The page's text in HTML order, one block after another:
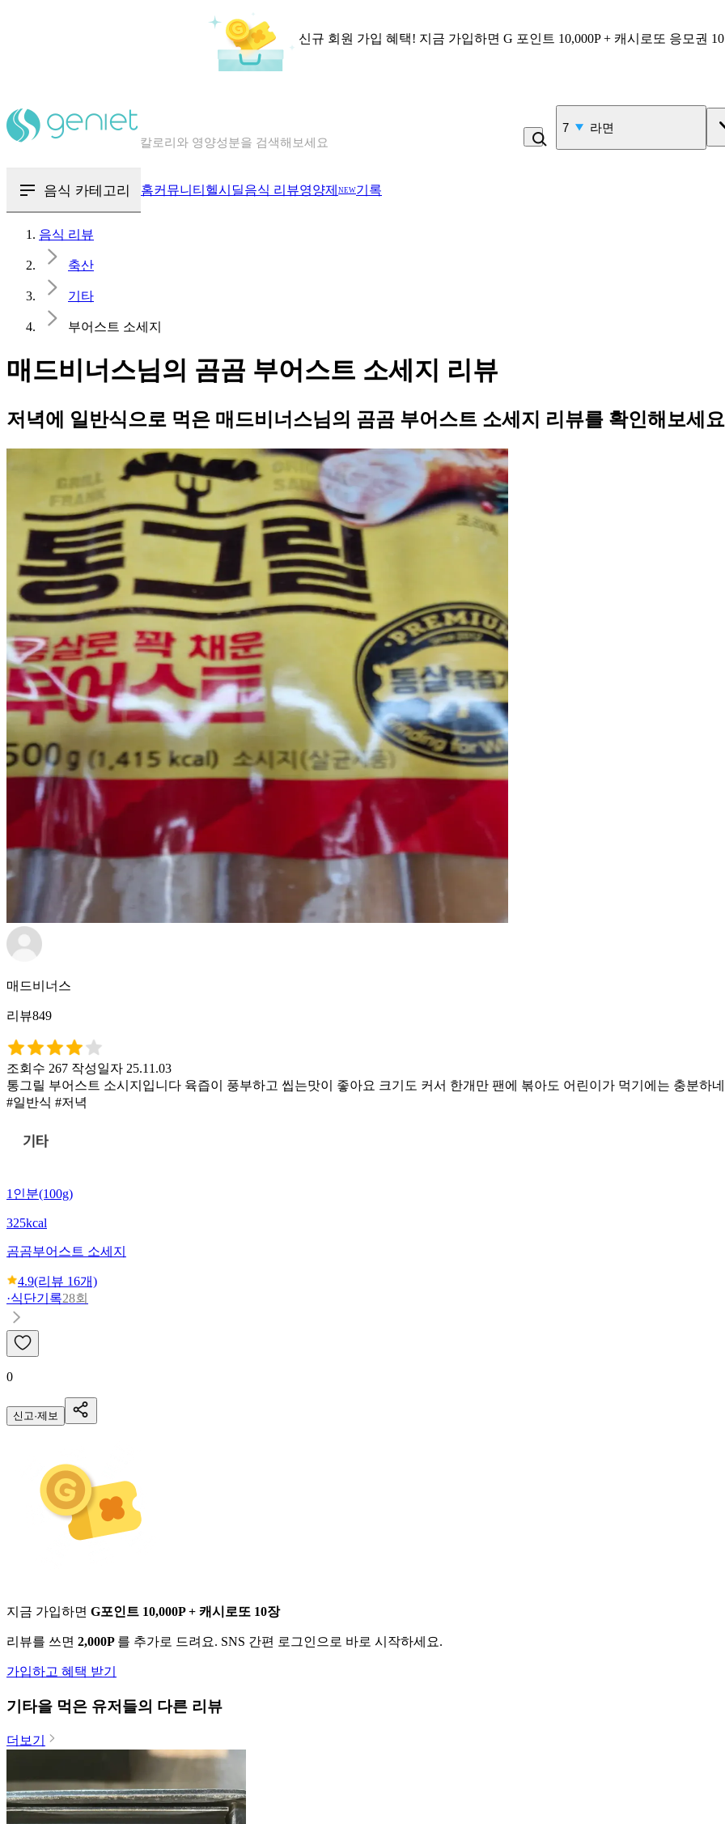
신규 회원 가입 혜택! 지금 가입하면 G 포인트 10,000P + 캐시로또 응모권
혈당 · 다이어트 음식 검색해보세요
7 라면
음식 카테고리 홈커뮤니티 헬시딜음식 리뷰영양제 NEW기록
음식 리뷰
축산
기타
부어스트 소세지
매드비너스님의 곰곰 부어스트 소세지 리뷰
저녁에 일반식으로 먹은 매드비너스님의 곰곰 부어스트 소세지 리뷰를 확인해보세
매드비너스
리뷰849
조회수 267 작성일자 25.11.03
통그릴 부어스트 소시지입니다 육즙이 풍부하고 씹는맛이 좋아요 크기도 커서 한개만 팬에 볶아도 어린이가 먹기에는 충분하
#일반식 #저녁
1인분(100g)
325kcal
곰곰부어스트 소세지
4.9(리뷰 16개)
·식단기록28회
0
신고·제보
지금 가입하면 G포인트 10,000P + 캐시로또 10장
리뷰를 쓰면 2,000P 를 추가로 드려요. SNS 간편 로그인으로 바로 시작하세요.
가입하고 혜택 받기
기타을 먹은 유저들의 다른 리뷰
더보기